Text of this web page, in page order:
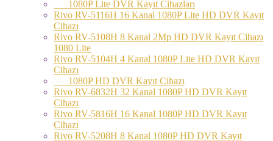
1080P Lite DVR Kayıt Cihazları
Rivo RV-5116H 16 Kanal 1080P Lite HD DVR Kayıt
Cihazı
Rivo RV-5108H 8 Kanal 2Mp HD DVR Kayıt Cihazı
1080 Lite
Rivo RV-5104H 4 Kanal 1080P Lite HD DVR Kayıt
Cihazı
1080P HD DVR Kayıt Cihazı
Rivo RV-6832H 32 Kanal 1080P HD DVR Kayıt
Cihazı
Rivo RV-5816H 16 Kanal 1080P HD DVR Kayıt
Cihazı
Rivo RV-5208H 8 Kanal 1080P HD DVR Kayıt